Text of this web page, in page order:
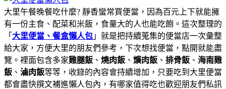
大里午餐晚餐吃什麼? 靜香蠻常買便當，因為百元上下就能擁
有一份主食、配菜和米飯，食量大的人也能吃飽。這次整理的
「 大里便當、餐盒懶人包 」就是把持續蒐集的便當店一次彙整
給大家，方便大里的朋友們參考，下次想找便當，點開就能盡
覽。裡面包含多家雞腿飯 、 燒肉飯 、 爌肉飯 、 排骨飯 、 海南雞
飯 、 滷肉飯等等，收錄的內容會持續增加，只要吃到大里便當
都會盡快撰文補進懶人包內，有哪家值得吃也歡迎朋友們私訊